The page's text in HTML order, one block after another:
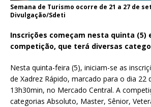
Semana de Turismo ocorre de 21 a 27 de
Divulgação/Sdeti
Inscrições começam nesta quinta (5)
competição, que terá diversas
Nesta quinta-feira (5), iniciam-se as
de Xadrez Rápido, marcado para o dia 22
13h30min, no Mercado Central. A
categorias Absoluto, Master, Sênior,